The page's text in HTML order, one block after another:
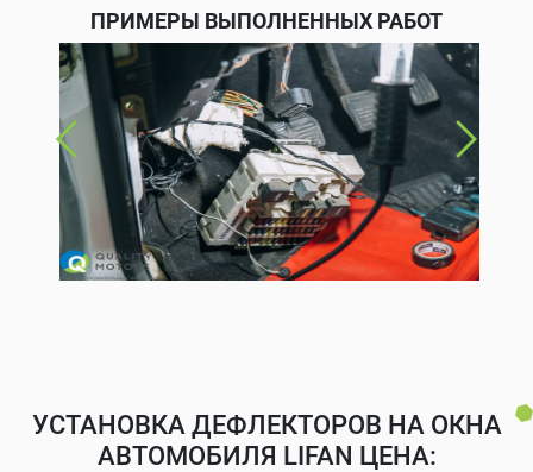
ПРИМЕРЫ ВЫПОЛНЕННЫХ РАБОТ
УСТАНОВКА ДЕФЛЕКТОРОВ НА ОКНА
АВТОМОБИЛЯ LIFAN ЦЕНА: